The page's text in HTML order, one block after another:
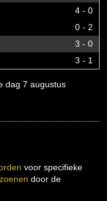
4 - 0
0 - 2
3 - 0
3 - 1
dag 7 augustus
voor specifieke
door de